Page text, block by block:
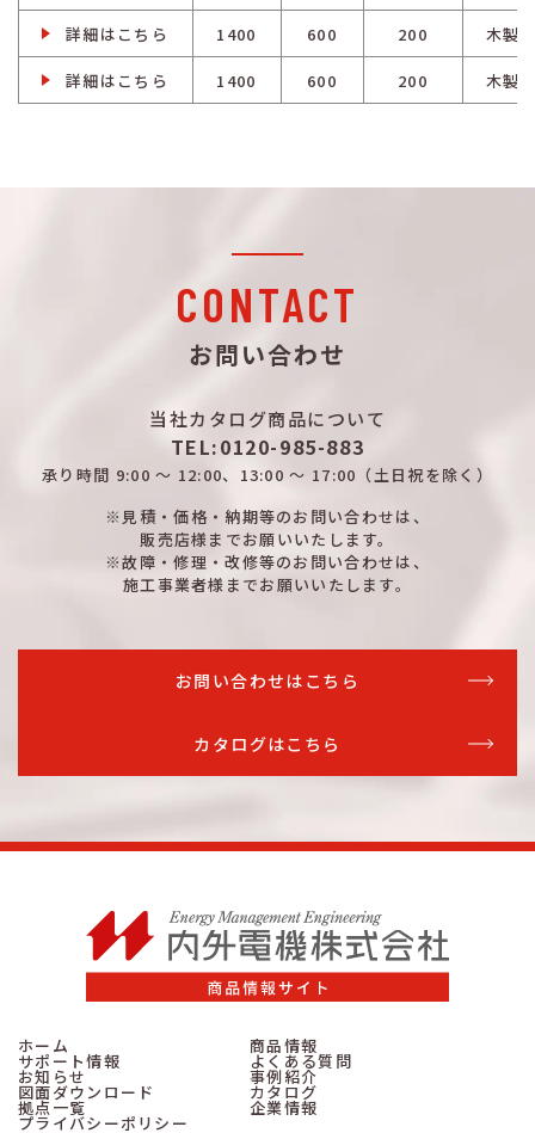
詳細はこちら 1400 600 200 木製
詳細はこちら 1400 600 200 木製
CONTACT
お問い合わせ
当社カタログ商品について
TEL:0120-985-883
承り時間 9:00 ～ 12:00、13:00 ～ 17:00 （土日祝を除く）
※見積・価格・納期等のお問い合わせは、
販売店様までお願いいたします。
※故障・修理・改修等のお問い合わせは、
施工事業者様までお願いいたします。
お問い合わせはこちら
カタログはこちら
ホーム 商品情報
サポート情報 よくある質問
お知らせ 事例紹介
図面ダウンロード カタログ
拠点一覧 企業情報
プライバシーポリシー